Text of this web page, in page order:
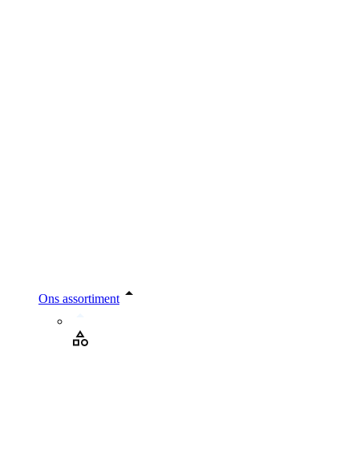
Ons assortiment